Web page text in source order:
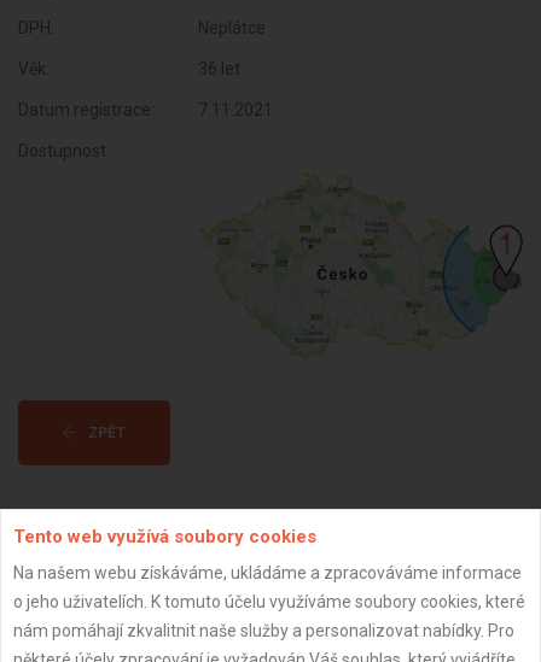
DPH: Neplátce
Věk: 36 let
Datum registrace: 7.11.2021
Dostupnost:
ZPĚT
Tento web využívá soubory cookies
Na našem webu získáváme, ukládáme a zpracováváme informace
o jeho uživatelích. K tomuto účelu využíváme soubory cookies, které
nám pomáhají zkvalitnit naše služby a personalizovat nabídky. Pro